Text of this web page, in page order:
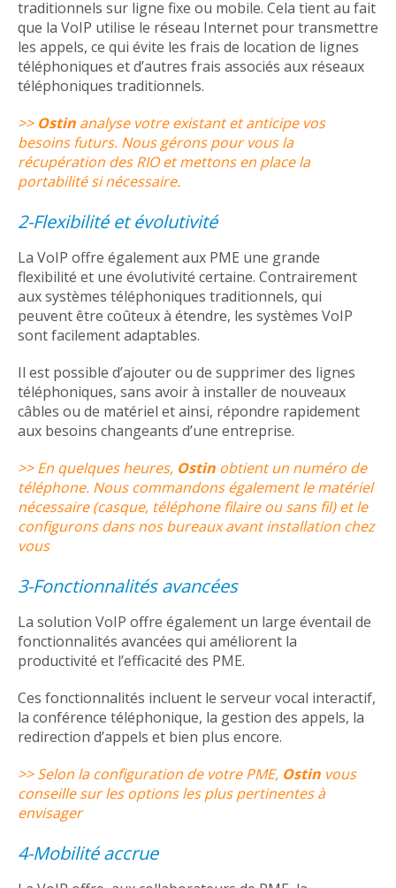
traditionnels sur ligne fixe ou mobile. Cela tient au fait
que la VoIP utilise le réseau Internet pour transmettre
les appels, ce qui évite les frais de location de lignes
téléphoniques et d’autres frais associés aux réseaux
téléphoniques traditionnels.
>> Ostin analyse votre existant et anticipe vos
besoins futurs. Nous gérons pour vous la
récupération des RIO et mettons en place la
portabilité si nécessaire.
2-Flexibilité et évolutivité
La VoIP offre également aux PME une grande
flexibilité et une évolutivité certaine. Contrairement
aux systèmes téléphoniques traditionnels, qui
peuvent être coûteux à étendre, les systèmes VoIP
sont facilement adaptables.
Il est possible d’ajouter ou de supprimer des lignes
téléphoniques, sans avoir à installer de nouveaux
câbles ou de matériel et ainsi, répondre rapidement
aux besoins changeants d’une entreprise.
>> En quelques heures, Ostin obtient un numéro de
téléphone. Nous commandons également le matériel
nécessaire (casque, téléphone filaire ou sans fil) et le
configurons dans nos bureaux avant installation chez
vous
3-Fonctionnalités avancées
La solution VoIP offre également un large éventail de
fonctionnalités avancées qui améliorent la
productivité et l’efficacité des PME.
Ces fonctionnalités incluent le serveur vocal interactif,
la conférence téléphonique, la gestion des appels, la
redirection d’appels et bien plus encore.
>> Selon la configuration de votre PME, Ostin vous
conseille sur les options les plus pertinentes à
envisager
4-Mobilité accrue